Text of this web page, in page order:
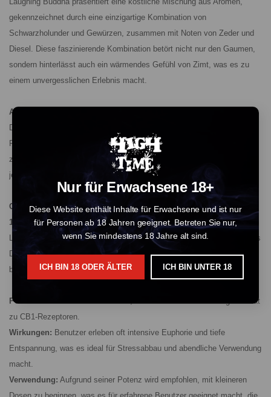
Nur für Erwachsene 18+
Diese Website enthält Inhalte für Erwachsene und ist nur
für Personen ab 18 Jahren geeignet. Betreten Sie nur,
wenn Sie mindestens 18 Jahre alt sind.
ICH BIN 18 ODER ÄLTER ICH BIN UNTER 18
gekennzeichnet durch eine einzigartige Kombination von
Schwarzholunder und Gewürzen, zusammen mit Noten von Zeder und
Diesel. Diese faszinierende Kombination betört nicht nur den Gaumen,
sondern hinterlässt auch ein wärmendes Gefühl von Zimt, was es zu
einem unvergesslichen Erlebnis macht.
Aromatische Komplexität:
Die Sorte ist reich an Terpenen und bietet ein komplexes aromatisches
Profil mit süßen und würzigen Untertönen. Dieses Gleichgewicht trägt
zu einem reichen, vielschichtigen Erlebnis bei, das den Genuss bei
jeder Verwendung verstärkt.
Cannabinoid-Gehalt
10-OH-HHCP:
Laughing Buddha enthält 60% 10-OH-HHCP, ein potentes hydroxyliertes
Derivat von Hexahydrocannabiniforol (HHCP). Dieses Cannabinoid ist
bekannt für:
Potenz:
Deutlich stärker als THCP, dank seiner hohen Bindungsaffinität
zu CB1-Rezeptoren.
Wirkungen: Benutzer erleben oft intensive Euphorie und tiefe
Entspannung, was es ideal für Stressabbau und abendliche Verwendung
macht.
Verwendung: Aufgrund seiner Potenz wird empfohlen, mit kleineren